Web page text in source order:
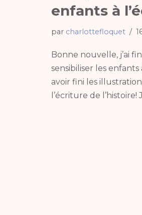
enfants à
par charlottefloquet
Bonne nouvelle, j’ai
sensibiliser les enfants
avoir fini les
l’écriture de l’histoire!